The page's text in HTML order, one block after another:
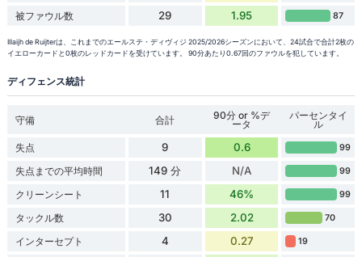
被ファウル数 29 1.95 87
Illaijh de Ruijterは、これまでのエールステ・ディヴィジ 2025/2026シーズンにおいて、24試合で合計2枚の
イエローカードと0枚のレッドカードを受けています。 90分あたり0.67回のファウルを犯しています。
ディフェンス統計
守備 合計 90分 or %デ
ータ
パーセンタイ
ル
失点
9 0.6 99
失点までの平均時間 149 分 N/A 99
クリーンシート 11 46% 99
タックル数 30 2.02 70
インターセプト 4 0.27 19